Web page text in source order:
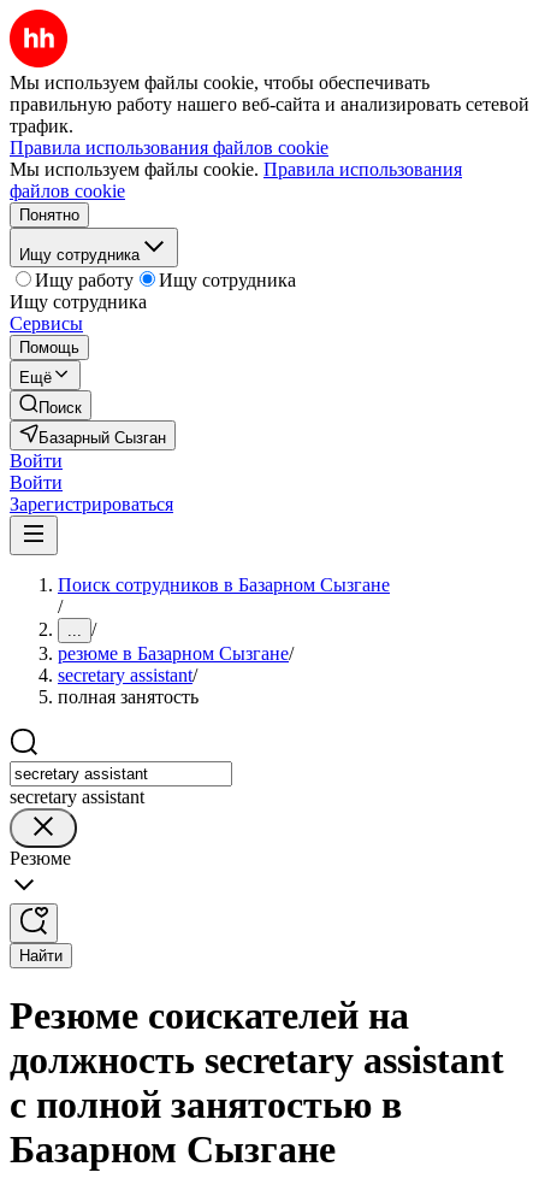
Мы используем файлы cookie, чтобы обеспечивать
правильную работу нашего веб-сайта и анализировать сетевой
трафик.
Правила использования файлов cookie
Мы используем файлы cookie. Правила использования
файлов cookie
Понятно
Ищу сотрудника
Ищу работу
Ищу сотрудника
Ищу сотрудника
Сервисы
Помощь
Ещё
Поиск
Базарный Сызган
Войти
Войти
Зарегистрироваться
Поиск сотрудников в Базарном Сызгане
/
... /
резюме в Базарном Сызгане/
secretary assistant/
полная занятость
secretary assistant
Резюме
Найти
Резюме соискателей на
должность secretary assistant
с полной занятостью в
Базарном Сызгане